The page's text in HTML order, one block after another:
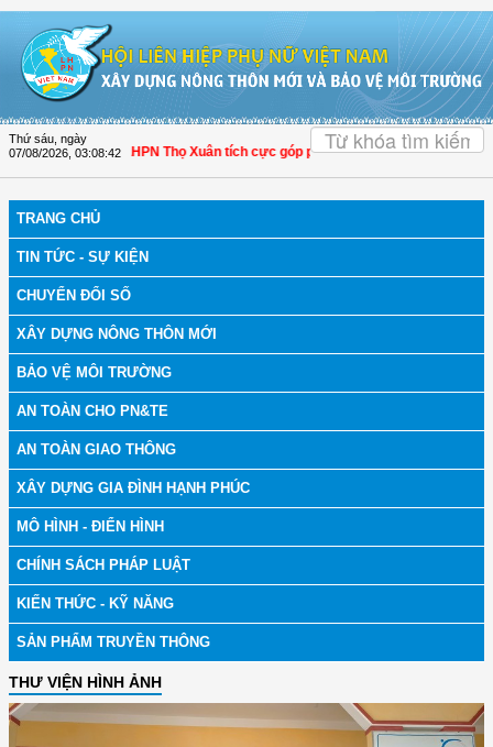
Thứ sáu, ngày
07/08/2026 03:08:43
Hóa: Hội LHPN Thọ Xuân tích cực góp phần nâng cao tỷ lệ người dân
TRANG CHỦ
TIN TỨC - SỰ KIỆN
CHUYỂN ĐỔI SỐ
XÂY DỰNG NÔNG THÔN MỚI
BẢO VỆ MÔI TRƯỜNG
AN TOÀN CHO PN&TE
AN TOÀN GIAO THÔNG
XÂY DỰNG GIA ĐÌNH HẠNH PHÚC
MÔ HÌNH - ĐIỂN HÌNH
CHÍNH SÁCH PHÁP LUẬT
KIẾN THỨC - KỸ NĂNG
SẢN PHẨM TRUYỀN THÔNG
THƯ VIỆN HÌNH ẢNH
OK